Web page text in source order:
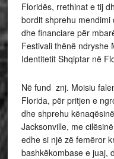
Floridës, rrethinat e tij
bordit shprehu
dhe financiare për
Festivali thënë ndryshe
Identitetit Shqiptar në
Në fund znj. Moisiu
Florida, për pritjen e
dhe shprehu
Jacksonville, me
edhe si një zë femëror
bashkëkombase e juaj,